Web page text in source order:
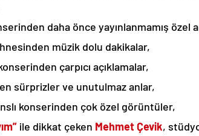
daha önce yayınlanmamış özel
müzik dolu dakikalar,
çarpıcı açıklamalar,
sürprizler ve unutulmaz anlar,
konserinden çok özel görüntüler,
ile dikkat çeken Mehmet Çevik,